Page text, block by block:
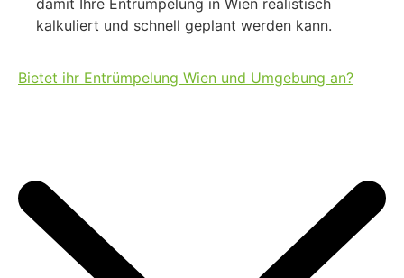
kalkuliert und schnell geplant werden kann.
Bietet ihr Entrümpelung Wien und Umgebung an?